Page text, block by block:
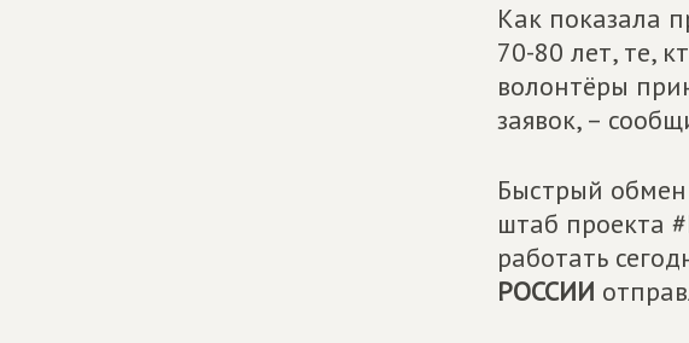
Как показала
70-80 лет, те,
волонтёры
заявок, –
Быстрый
штаб проекта
работать
РОССИИ